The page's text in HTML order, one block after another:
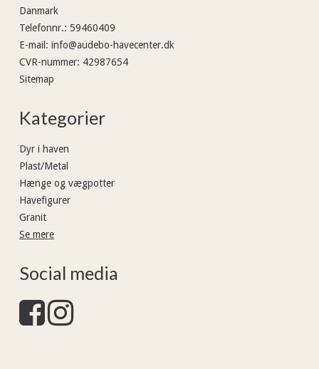
Danmark
Telefonnr.: 59460409
E-mail : info@audebo-havecenter.dk
CVR-nummer: 42987654
Sitemap
Kategorier
Dyr i haven
Plast/Metal
Hænge og vægpotter
Havefigurer
Granit
Se mere
Social media